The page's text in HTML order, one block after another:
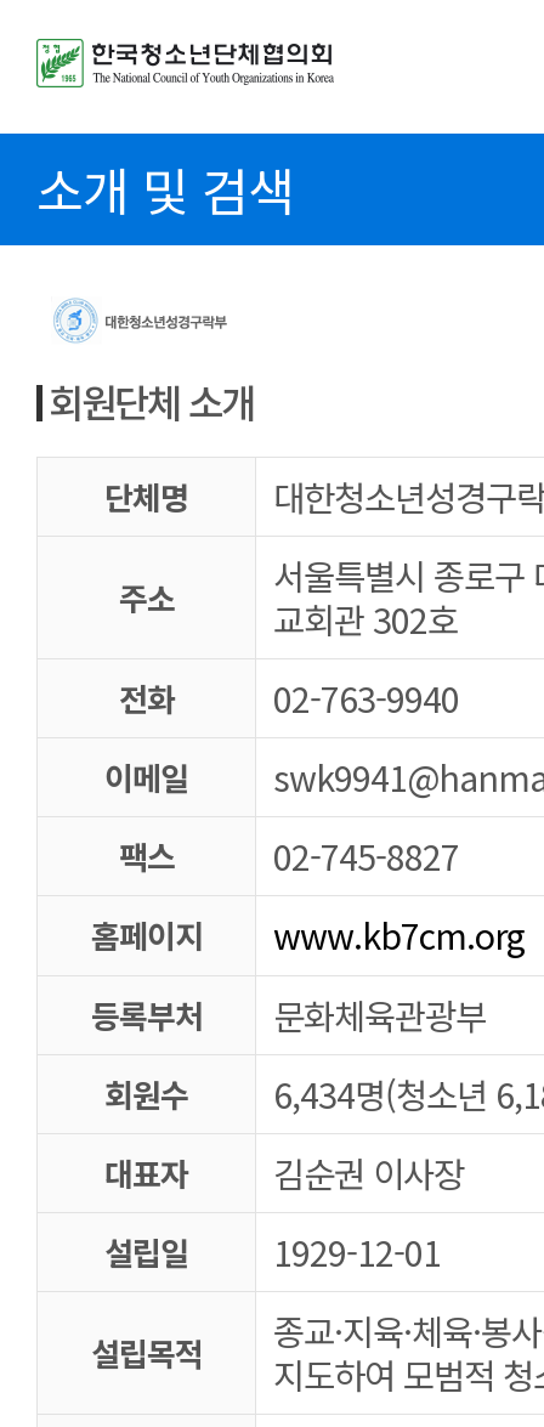
소개 및 검색
회원단체 소개
단체명 대한청소년성경구
주소
서울특별시 종로구
교회관 302호
전화 02-763-9940
이메일
팩스 02-745-8827
홈페이지 www.kb7cm.org
등록부처 문화체육관광부
회원수 6,434명(청소년
대표자 김순권 이사장
설립일 1929-12-01
설립목적
종교·지육·체육·봉
지도하여 모범적